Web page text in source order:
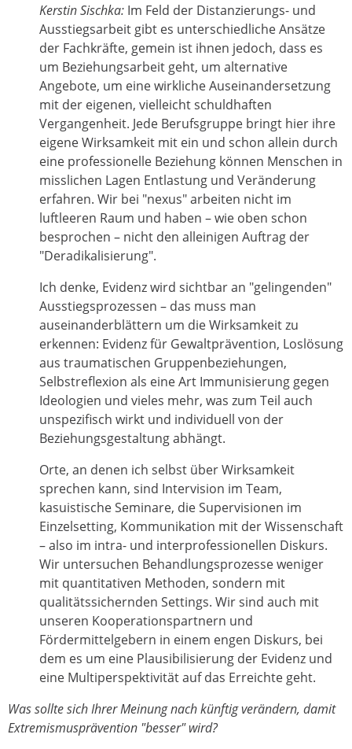
Kerstin Sischka: Im Feld der Distanzierungs- und
Ausstiegsarbeit gibt es unterschiedliche Ansätze
der Fachkräfte, gemein ist ihnen jedoch, dass es
um Beziehungsarbeit geht, um alternative
Angebote, um eine wirkliche Auseinandersetzung
mit der eigenen, vielleicht schuldhaften
Vergangenheit. Jede Berufsgruppe bringt hier ihre
eigene Wirksamkeit mit ein und schon allein durch
eine professionelle Beziehung können Menschen in
misslichen Lagen Entlastung und Veränderung
erfahren. Wir bei "nexus" arbeiten nicht im
luftleeren Raum und haben – wie oben schon
besprochen – nicht den alleinigen Auftrag der
"Deradikalisierung".
Ich denke, Evidenz wird sichtbar an "gelingenden"
Ausstiegsprozessen – das muss man
auseinanderblättern um die Wirksamkeit zu
erkennen: Evidenz für Gewaltprävention, Loslösung
aus traumatischen Gruppenbeziehungen,
Selbstreflexion als eine Art Immunisierung gegen
Ideologien und vieles mehr, was zum Teil auch
unspezifisch wirkt und individuell von der
Beziehungsgestaltung abhängt.
Orte, an denen ich selbst über Wirksamkeit
sprechen kann, sind Intervision im Team,
kasuistische Seminare, die Supervisionen im
Einzelsetting, Kommunikation mit der Wissenschaft
– also im intra- und interprofessionellen Diskurs.
Wir untersuchen Behandlungsprozesse weniger
mit quantitativen Methoden, sondern mit
qualitätssichernden Settings. Wir sind auch mit
unseren Kooperationspartnern und
Fördermittelgebern in einem engen Diskurs, bei
dem es um eine Plausibilisierung der Evidenz und
eine Multiperspektivität auf das Erreichte geht.
Was sollte sich Ihrer Meinung nach künftig verändern, damit
Extremismusprävention "besser" wird?